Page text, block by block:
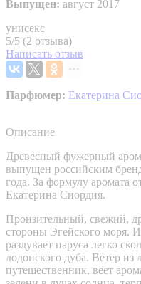
Выпущен: август 2017
унисекс
5/5 (2 отзыва)
Написать отзыв
Парфюмер: Екатерина
Описание
Древесный фужерный
выпущен российским
года. За формулу аромата
Екатерина Сиордия.
Пронзительный, свежий,
стороны Эгейского моря.
раздувает паруса легко
додонского дуба. Ветер из
путешественник, веет